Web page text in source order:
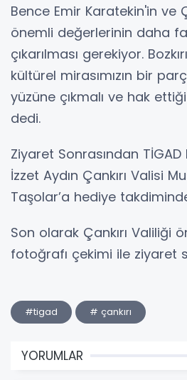
Bence Emir Karatekin'in ve
önemli değerlerinin daha
çıkarılması gerekiyor.
kültürel mirasımızın bir
yüzüne çıkmalı ve hak
dedi.
Ziyaret Sonrasından TİGAD
İzzet Aydın Çankırı Valisi
Taşolar’a hediye
Son olarak Çankırı Valiliği
fotoğrafı çekimi ile ziyaret
#tigad # çankırı
YORUMLAR